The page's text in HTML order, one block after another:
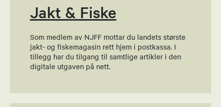
Send epost
Per Oksvold
Leder fiskeutvalg
Send epost
Jakt & Fiske
Som medlem av NJFF mottar du landets største
jakt- og fiskemagasin rett hjem i postkassa. I
tillegg har du tilgang til samtlige artikler i den
digitale utgaven på nett.